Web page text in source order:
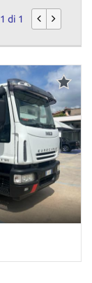
1 di 1